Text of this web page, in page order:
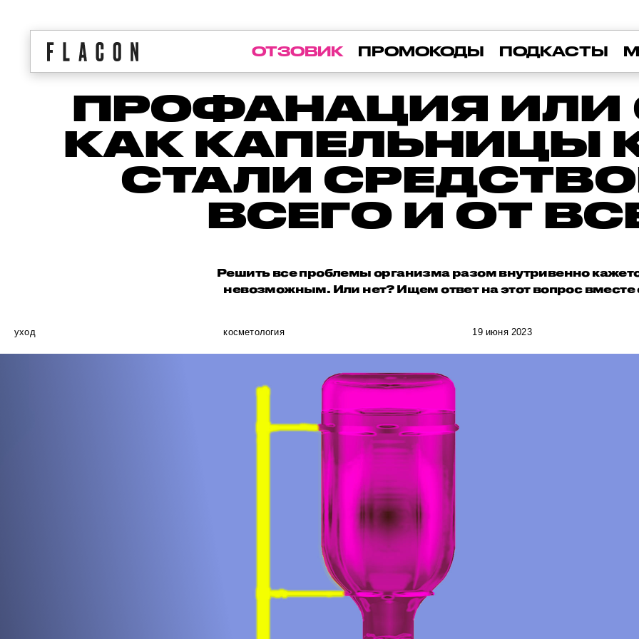
ОТЗОВИК ПРОМОКОДЫ ПОДКАСТЫ
ПРОФАНАЦИЯ ИЛИ
КАК КАПЕЛЬНИЦЫ
СТАЛИ
ВСЕГО И ОТ
Решить все проблемы организма разом внутривенно
невозможным. Или нет? Ищем ответ на этот вопрос вместе
уход косметология 19 июня 2023